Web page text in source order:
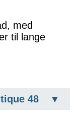
med
til lange
48